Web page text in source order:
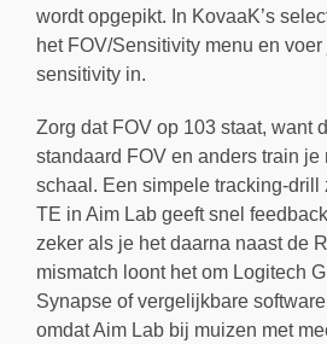
wordt opgepikt. In KovaaK’s
het FOV/Sensitivity menu en
sensitivity in.
Zorg dat FOV op 103 staat, want
standaard FOV en anders train je
schaal. Een simpele tracking-drill
TE in Aim Lab geeft snel
zeker als je het daarna naast de
mismatch loont het om Logitech
Synapse of vergelijkbare
omdat Aim Lab bij muizen met